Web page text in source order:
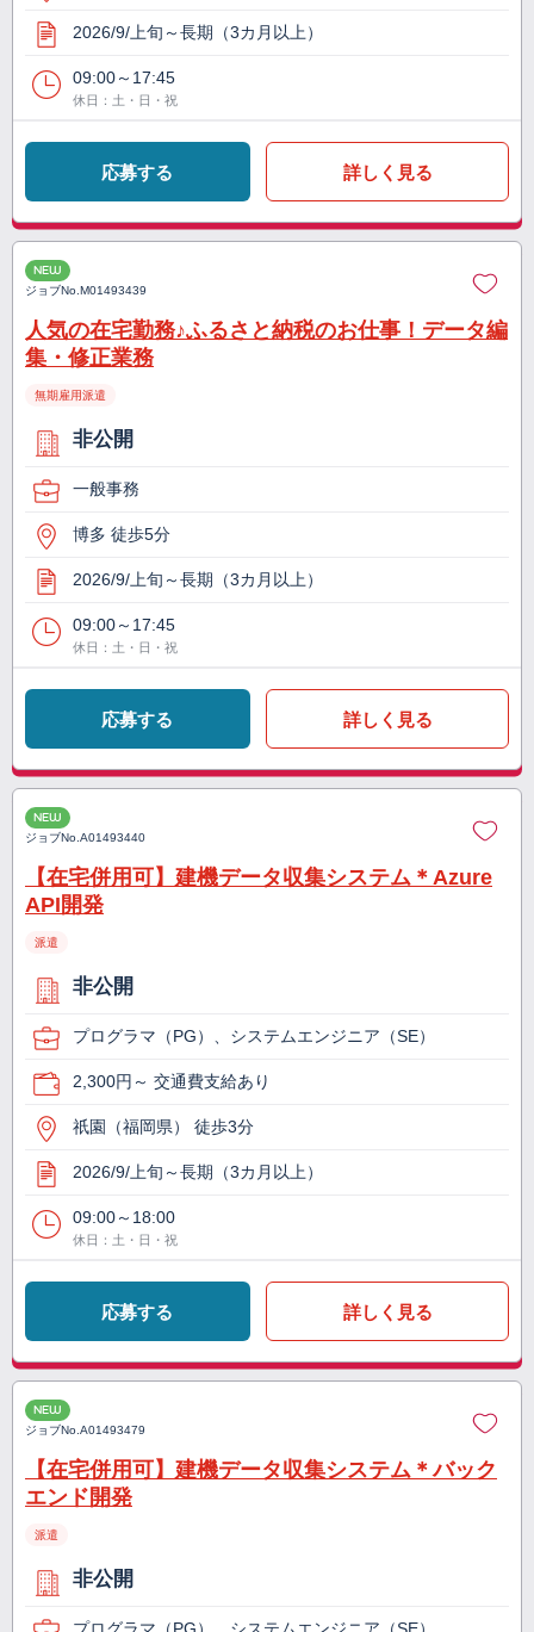
2026/9/上旬～長期（3カ月以上）
09:00～17:45
休日：土・日・祝
応募する 詳しく見る
NEW
ジョブNo.M01493439
人気の在宅勤務♪ふるさと納税のお仕事！データ編
集・修正業務
無期雇用派遣
非公開
一般事務
博多 徒歩5分
2026/9/上旬～長期（3カ月以上）
09:00～17:45
休日：土・日・祝
応募する 詳しく見る
NEW
ジョブNo.A01493440
【在宅併用可】建機データ収集システム＊Azure
API開発
派遣
非公開
プログラマ（PG）、システムエンジニア（SE）
2,300円～ 交通費支給あり
祇園（福岡県） 徒歩3分
2026/9/上旬～長期（3カ月以上）
09:00～18:00
休日：土・日・祝
応募する 詳しく見る
NEW
ジョブNo.A01493479
【在宅併用可】建機データ収集システム＊バック
エンド開発
派遣
非公開